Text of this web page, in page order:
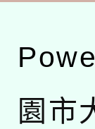
園市